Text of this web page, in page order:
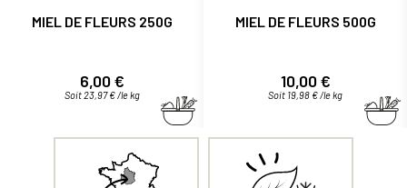
MIEL DE FLEURS 250G
Prix
6,00 €
Soit 23,97 € /le kg
MIEL DE FLEURS 500G
Prix
10,00 €
Soit 19,98 € /le kg